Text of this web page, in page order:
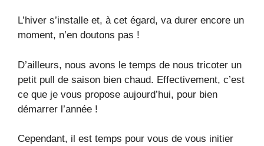
L’hiver s’installe et, à cet égard, va durer encore un
moment, n’en doutons pas !
D’ailleurs, nous avons le temps de nous tricoter un
petit pull de saison bien chaud. Effectivement, c’est
ce que je vous propose aujourd’hui, pour bien
démarrer l’année !
Cependant, il est temps pour vous de vous initier